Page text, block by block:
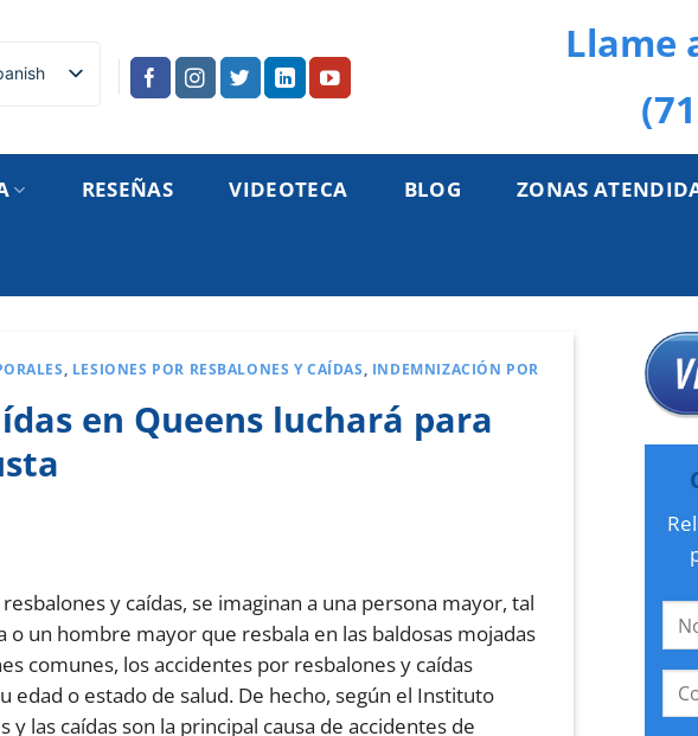
Llame
RESEÑAS VIDEOTECA BLOG ZONAS
LESIONES POR RESBALONES Y CAÍDAS INDEMNIZACIÓN POR
en Queens luchará para
y caídas, se imaginan a una persona mayor, tal
un hombre mayor que resbala en las baldosas mojadas
comunes, los accidentes por resbalones y caídas
o estado de salud. De hecho, según el Instituto
y las caídas son la principal causa de accidentes de